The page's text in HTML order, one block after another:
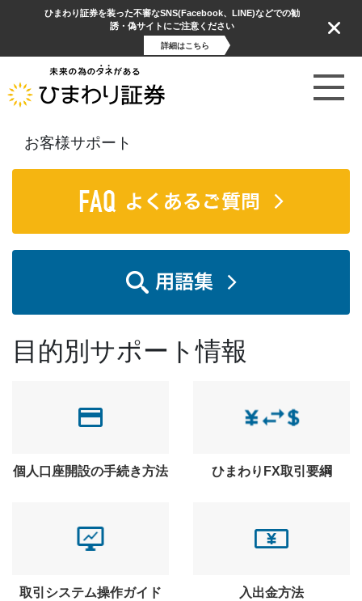
ひまわり証券を装った不審なSNS(Facebook、LINE)などでの勧
誘・偽サイトにご注意ください
詳細はこちら
お客様サポート
目的別サポート情報
個人口座開設の手続き方法 ひまわりFX取引要綱
取引システム操作ガイド 入出金方法